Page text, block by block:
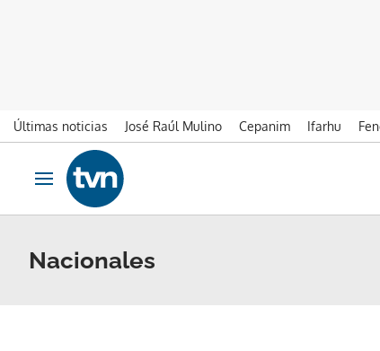
Últimas noticias José Raúl Mulino Cepanim Ifarhu
Ir al contenido
Obrir navegació
Nacionales